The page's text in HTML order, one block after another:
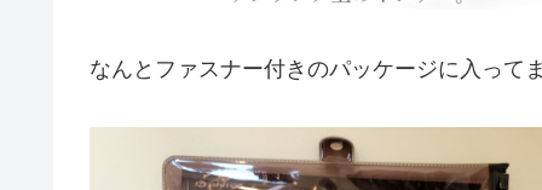
なんとファスナー付きのパッケージに入って